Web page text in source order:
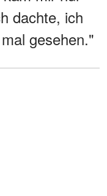
dachte, ich
gesehen."